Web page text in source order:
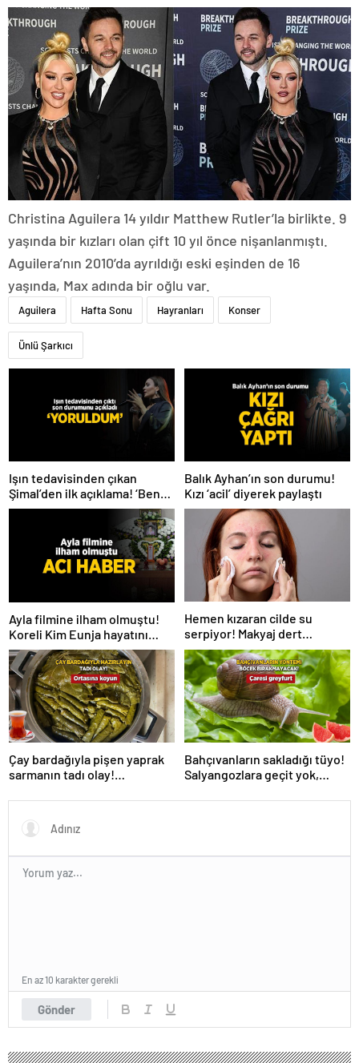
Christina Aguilera 14 yıldır Matthew Rutler’la birlikte. 9
yaşında bir kızları olan çift 10 yıl önce nişanlanmıştı.
Aguilera’nın 2010’da ayrıldığı eski eşinden de 16
yaşında, Max adında bir oğlu var.
Aguilera Hafta Sonu Hayranları Konser
Ünlü Şarkıcı
Işın tedavisinden çıkan
Şimal’den ilk açıklama! ‘Ben
çok yoruldum’
Balık Ayhan’ın son durumu!
Kızı ‘acil’ diyerek paylaştı
Ayla filmine ilham olmuştu!
Koreli Kim Eunja hayatını
kaybetti
Hemen kızaran cilde su
serpiyor! Makyaj dert
olmayacak, 2 ürün yetiyor
Çay bardağıyla pişen yaprak
sarmanın tadı olay!
Bahçıvanların sakladığı tüyo!
Salyangozlara geçit yok,
Gönder
En az 10 karakter gerekli